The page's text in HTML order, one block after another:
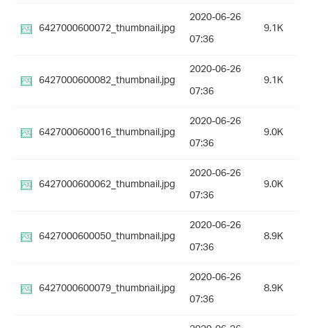
6427000600072_thumbnail.jpg
2020-06-26
07:36
9.1K
6427000600082_thumbnail.jpg
2020-06-26
07:36
9.1K
6427000600016_thumbnail.jpg
2020-06-26
07:36
9.0K
6427000600062_thumbnail.jpg
2020-06-26
07:36
9.0K
6427000600050_thumbnail.jpg
2020-06-26
07:36
8.9K
6427000600079_thumbnail.jpg
2020-06-26
07:36
8.9K